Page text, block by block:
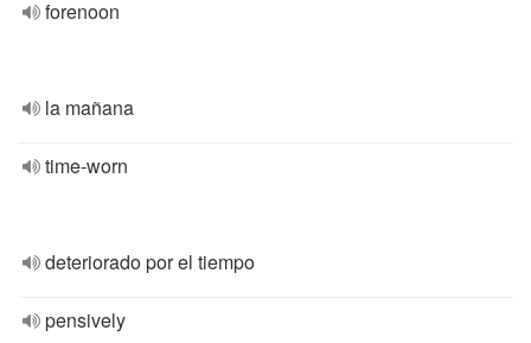
forenoon
la mañana
time-worn
deteriorado por el tiempo
pensively